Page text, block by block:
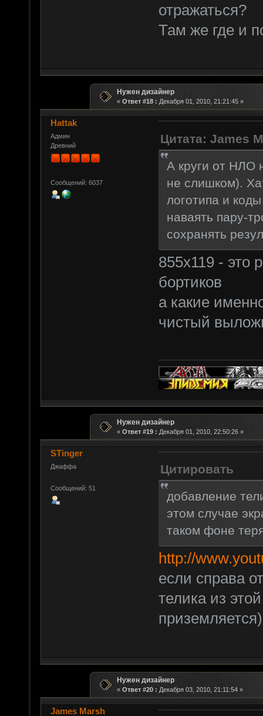
отражаться?
Там же где и
Нужен дизайнер
« Ответ #18 : Декабря 01, 2010, 21:21:45 »
Hattak
Админ
Древний
Сообщений: 6037
Цитата: James
А круги от НЛО
не слишком).
логотипа и
наваять пару-
сохранять
855х119 - это
бортиков
а какие
чистый
Нужен дизайнер
« Ответ #19 : Декабря 01, 2010, 22:50:26 »
STinger
Джаффа
Сообщений: 51
Цитировать
добавление
этом случае
таком фоне
http://
если справа
телика из
Нужен дизайнер
« Ответ #20 : Декабря 03, 2010, 21:11:54 »
James Marsh